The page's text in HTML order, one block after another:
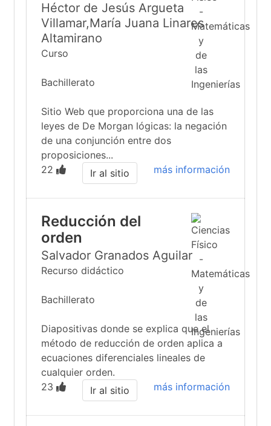
Héctor de Jesús Argueta
Villamar,María Juana Linares
Altamirano
Curso
Bachillerato
Sitio Web que proporciona una de las
leyes de De Morgan lógicas: la negación
de una conjunción entre dos
proposiciones...
22
más información
Ir al sitio
Reducción del
orden
Salvador Granados Aguilar
Recurso didáctico
Bachillerato
Diapositivas donde se explica que el
método de reducción de orden aplica a
ecuaciones diferenciales lineales de
cualquier orden.
23
más información
Ir al sitio